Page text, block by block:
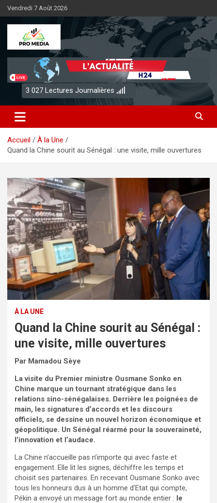
Aller
au
contenu
Vendredi 7 Août 2026
Sénégal Promedia
3 027 Lectures Journalières
Accueil
À la Une
Quand la Chine sourit au Sénégal : une visite, mille ouvertures
À LA UNE
Quand la Chine sourit au Sénégal :
une visite, mille ouvertures
Par Mamadou Sèye
La visite du Premier ministre Ousmane Sonko en
Chine marque un tournant stratégique dans les
relations sino-sénégalaises. Derrière les poignées de
main, les signatures d’accords et les discours
officiels, se dessine un nouvel horizon économique et
géopolitique. Un Sénégal réarmé pour la souveraineté,
l’innovation et l’audace.
La Chine n’accueille pas n’importe qui avec faste et
engagement. Elle lit les signes, déchiffre les temps et
choisit ses partenaires. En recevant Ousmane Sonko avec
tous les honneurs dus à un homme d’Etat qui compte,
Pékin a envoyé un message fort au monde entier : le